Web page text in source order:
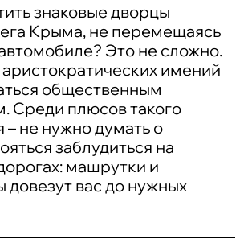
знаковые дворцы
Крыма, не перемещаясь
Это не сложно.
имений
общественным
Среди плюсов такого
– не нужно думать о
заблудиться на
машрутки и
довезут вас до нужных